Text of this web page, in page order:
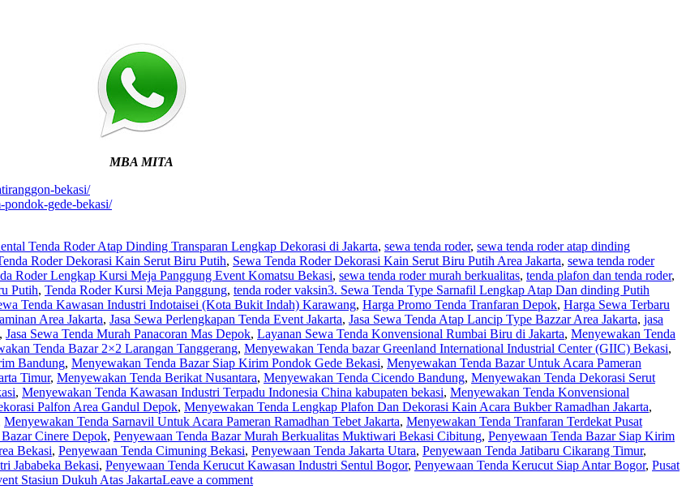
MBA MITA
bekasi/
pondok-gede-bekasi/
Tenda Roder Atap Dinding Transparan Lengkap Dekorasi di Jakarta, sewa tenda roder, sewa tenda roder atap dinding
Roder Dekorasi Kain Serut Biru Putih, Sewa Tenda Roder Dekorasi Kain Serut Biru Putih Area Jakarta, sewa tenda roder
Roder Lengkap Kursi Meja Panggung Event Komatsu Bekasi, sewa tenda roder murah berkualitas, tenda plafon dan tenda roder,
Putih, Tenda Roder Kursi Meja Panggung, tenda roder vaksin3. Sewa Tenda Type Sarnafil Lengkap Atap Dan dinding Putih
Tenda Kawasan Industri Indotaisei (Kota Bukit Indah) Karawang, Harga Promo Tenda Tranfaran Depok, Harga Sewa Terbaru
Area Jakarta, Jasa Sewa Perlengkapan Tenda Event Jakarta, Jasa Sewa Tenda Atap Lancip Type Bazzar Area Jakarta, jasa
, Jasa Sewa Tenda Murah Panacoran Mas Depok, Layanan Sewa Tenda Konvensional Rumbai Biru di Jakarta, Menyewakan Tenda
Tenda Bazar 2×2 Larangan Tanggerang, Menyewakan Tenda bazar Greenland International Industrial Center (GIIC) Bekasi,
Bandung, Menyewakan Tenda Bazar Siap Kirim Pondok Gede Bekasi, Menyewakan Tenda Bazar Untuk Acara Pameran
Timur, Menyewakan Tenda Berikat Nusantara, Menyewakan Tenda Cicendo Bandung, Menyewakan Tenda Dekorasi Serut
, Menyewakan Tenda Kawasan Industri Terpadu Indonesia China kabupaten bekasi, Menyewakan Tenda Konvensional
Palfon Area Gandul Depok, Menyewakan Tenda Lengkap Plafon Dan Dekorasi Kain Acara Bukber Ramadhan Jakarta,
Menyewakan Tenda Sarnavil Untuk Acara Pameran Ramadhan Tebet Jakarta, Menyewakan Tenda Tranfaran Terdekat Pusat
Cinere Depok, Penyewaan Tenda Bazar Murah Berkualitas Muktiwari Bekasi Cibitung, Penyewaan Tenda Bazar Siap Kirim
Bekasi, Penyewaan Tenda Cimuning Bekasi, Penyewaan Tenda Jakarta Utara, Penyewaan Tenda Jatibaru Cikarang Timur,
Jababeka Bekasi, Penyewaan Tenda Kerucut Kawasan Industri Sentul Bogor, Penyewaan Tenda Kerucut Siap Antar Bogor, Pusat
Stasiun Dukuh Atas JakartaLeave a comment